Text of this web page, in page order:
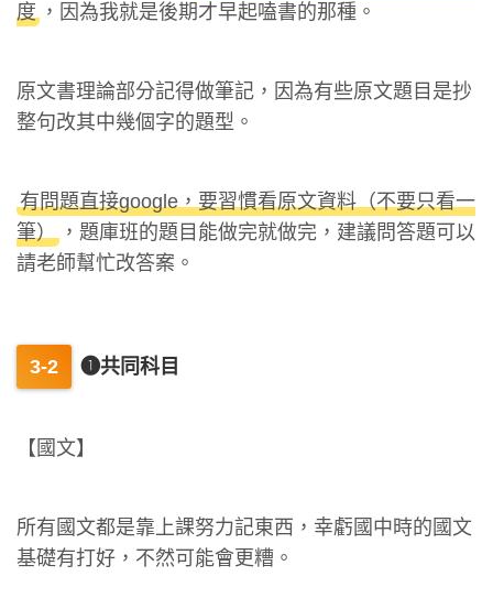
度 ，因為我就是後期才早起嗑書的那種。
原文書理論部分記得做筆記，因為有些原文題目是抄
整句改其中幾個字的題型。
有問題直接google，要習慣看原文資料（不要只看一
筆） ，題庫班的題目能做完就做完，建議問答題可以
請老師幫忙改答案。
❶共同科目
【國文】
所有國文都是靠上課努力記東西，幸虧國中時的國文
基礎有打好，不然可能會更糟。